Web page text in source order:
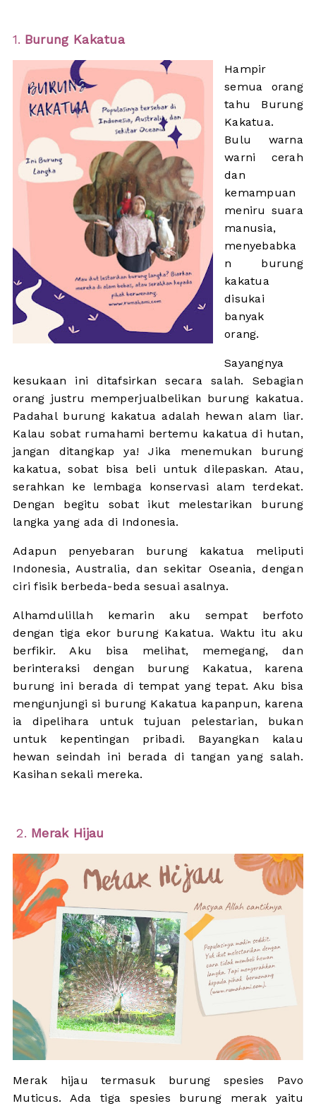
1. Burung Kakatua
Hampir
semua orang
tahu Burung
Kakatua.
Bulu warna
warni cerah
dan
kemampuan
meniru suara
manusia,
menyebabka
n burung
kakatua
disukai
banyak
orang.
Sayangnya
kesukaan ini ditafsirkan secara salah. Sebagian
orang justru memperjualbelikan burung kakatua.
Padahal burung kakatua adalah hewan alam liar.
Kalau sobat rumahami bertemu kakatua di hutan,
jangan ditangkap ya! Jika menemukan burung
kakatua, sobat bisa beli untuk dilepaskan. Atau,
serahkan ke lembaga konservasi alam terdekat.
Dengan begitu sobat ikut melestarikan burung
langka yang ada di Indonesia.
Adapun penyebaran burung kakatua meliputi
Indonesia, Australia, dan sekitar Oseania, dengan
ciri fisik berbeda-beda sesuai asalnya.
Alhamdulillah kemarin aku sempat berfoto
dengan tiga ekor burung Kakatua. Waktu itu aku
berfikir. Aku bisa melihat, memegang, dan
berinteraksi dengan burung Kakatua, karena
burung ini berada di tempat yang tepat. Aku bisa
mengunjungi si burung Kakatua kapanpun, karena
ia dipelihara untuk tujuan pelestarian, bukan
untuk kepentingan pribadi. Bayangkan kalau
hewan seindah ini berada di tangan yang salah.
Kasihan sekali mereka.
2. Merak Hijau
Merak hijau termasuk burung spesies Pavo
Muticus. Ada tiga spesies burung merak yaitu